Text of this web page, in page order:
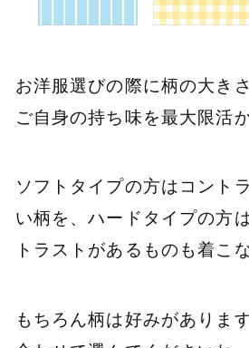
お洋服選びの際に柄の大き
ご自身の持ち味を最大限活
ソフトタイプの方はコント
い柄を、ハードタイプの方
トラストがあるものも着こ
もちろん柄は好みがありま